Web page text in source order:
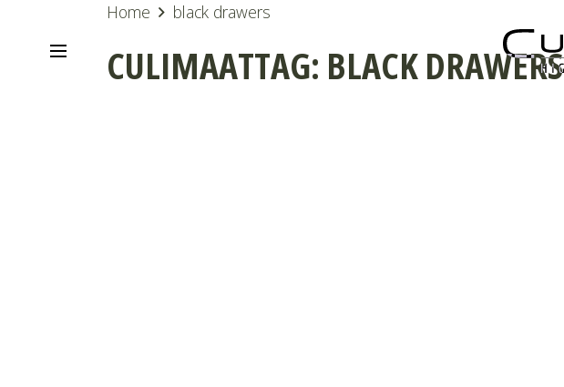
Home black drawers
CULIMAATTAG: BLACK DRAWERS